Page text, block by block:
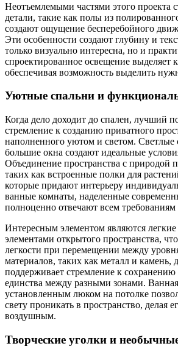
Неотъемлемыми частями этого проекта
детали, такие как полы из
создают ощущение бесперебойного
Эти особенности создают глубину и
только визуально интересна, но и
спроектированное освещение выделяет
обеспечивая возможность выделить
Уютные спальни и
Когда дело доходит до спален, лучший
стремление к созданию приватного
наполненного уютом и светом. Светлые
большие окна создают идеальные
Объединение пространства с природой
таких как встроенные полки для
которые придают интерьеру
ванные комнаты, наделенные
полноценно отвечают всем требованиям
Интересным элементом являются
элементами открытого пространства,
легкости при перемещении между
материалов, таких как металл и камень,
поддерживает стремление к сохранению
единства между разными зонами.
установленным люком на потолке
свету проникать в пространство, делая
воздушным.
Творческие уголки и